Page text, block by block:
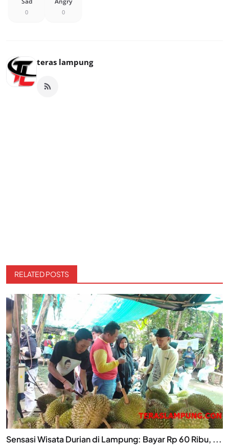
0 0
teras lampung
RELATED POSTS
Sensasi Wisata Durian di Lampung: Bayar Rp 60 Ribu, ...